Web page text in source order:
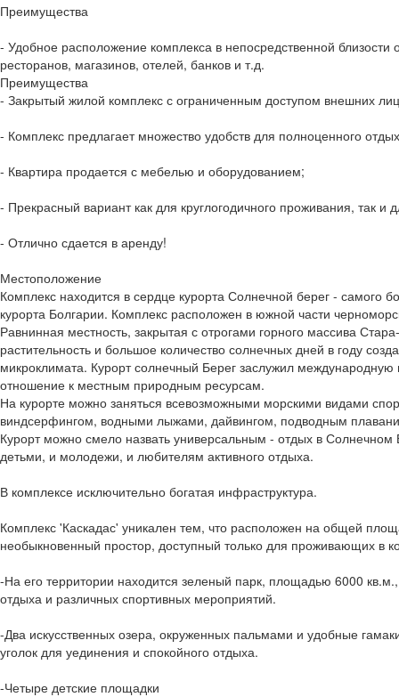
Преимущества
- Удобное расположение комплекса в непосредственной близости
ресторанов, магазинов, отелей, банков и т.д.
Преимущества
- Закрытый жилой комплекс с ограниченным доступом внешних
- Комплекс предлагает множество удобств для полноценного
- Квартира продается с мебелью и оборудованием;
- Прекрасный вариант как для круглогодичного проживания, так и
- Отлично сдается в аренду!
Местоположение
Комплекс находится в сердце курорта Солнечной берег - самого
курорта Болгарии. Комплекс расположен в южной части
Равнинная местность, закрытая с отрогами горного массива
растительность и большое количество солнечных дней в году
микроклимата. Курорт солнечный Берег заслужил
отношение к местным природным ресурсам.
На курорте можно заняться всевозможными морскими видами
виндсерфингом, водными лыжами, дайвингом, подводным
Курорт можно смело назвать универсальным - отдых в Солнечном
детьми, и молодежи, и любителям активного отдыха.
В комплексе исключительно богатая инфраструктура.
Комплекс 'Каскадас' уникален тем, что расположен на общей
необыкновенный простор, доступный только для проживающих в
-На его территории находится зеленый парк, площадью 6000
отдыха и различных спортивных мероприятий.
-Два искусственных озера, окруженных пальмами и удобные
уголок для уединения и спокойного отдыха.
-Четыре детские площадки